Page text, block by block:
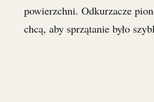
powierzchni. Odkurzacze
chcą, aby sprzątanie było